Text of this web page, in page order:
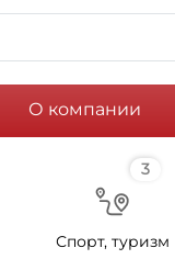
О компании
3
Спорт, туризм